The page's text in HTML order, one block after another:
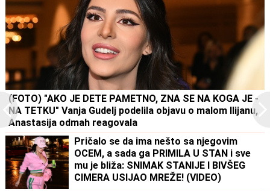
(FOTO) "AKO JE DETE PAMETNO, ZNA SE NA KOGA JE -
NA TETKU" Vanja Gudelj podelila objavu o malom Ilijanu,
Anastasija odmah reagovala
Pričalo se da ima nešto sa njegovim
OCEM, a sada ga PRIMILA U STAN i sve
mu je bliža: SNIMAK STANIJE I BIVŠEG
CIMERA USIJAO MREŽE! (VIDEO)